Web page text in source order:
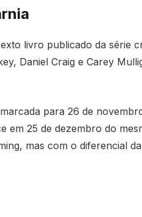
livro publicado da série
Daniel Craig e Carey
para 26 de
em 25 de dezembro do
mas com o diferencial